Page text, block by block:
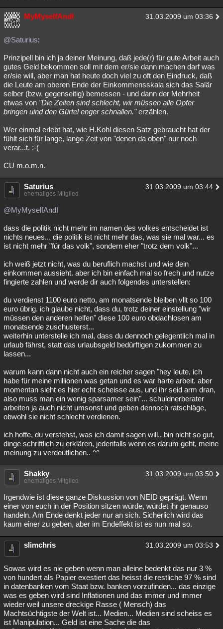
MyMyselfAndI 31.03.2009 um 03:36
@Saturius:
Prinzipell bin ich ja deiner Meinung, daß jede(r) für gute Arbeit auch
gutes Geld bekommen soll mit dem er/sie dann machen darf was
er/sie will, aber man hat heute doch viel zu oft den Eindruck, daß
die Leute am oberen Ende der Einkommensskala sich das Salär
selber (bzw. gegenseitig) bemessen - und dann der Mehrheit
etwas von "Die Zeiten sind schlecht, wir müssen alle Opfer
bringen uind den Gürtel enger schnallen."erzählen.
Wer einmal erlebt hat, wie H.Kohl diesen Satz gebraucht hat der
fühlt sich für lange, lange Zeit von "denen da oben" nur noch
verar...t. :-(
CU m.o.m.n.
Saturius 31.03.2009 um 03:44
ehemaliges Mitglied
@MyMyselfAndI
dass die politik nicht mehr im namen des volkes entscheidet ist
nichts neues... die politik ist nicht mehr das, was sie mal war... es
ist nicht mehr "für das volk", sondern eher "trotz dem volk"...
ich weiß jetzt nicht, was du beruflich machst und wie dein
einkommen aussieht. aber ich bin einfach mal so frech und nutze
fingierte zahlen und werde dir auch folgendes unterstellen:
du verdienst 1100 euro netto, am monatsende bleiben vllt so 100
euro übrig. ich glaube nicht, dass du, trotz deiner einstellung "wir
müssen den anderen helfen" diese 100 euro obdachlosen am
monatsende zuschusterst...
weiterhin unterstelle ich mal, dass du dennoch gelegentlich mal in
urlaub fährst, statt das urlaubsgeld bedürftigen zukommen zu
lassen...
warum kann dann nicht auch ein reicher sagen "hey leute, ich
habe für meine millionen was getan und es war harte arbeit. aber
momentan sieht es hier echt scheisse aus, und ihr seid arm dran,
also muss man ein wenig sparsamer sein"... schuldnerberater
arbeiten ja auch nicht umsonst und geben dennoch ratschläge,
obwohl sie nicht schlecht verdienen.
ich hoffe, du verstehst, was ich damit sagen will.. bin nicht so gut,
dinge schriftlich zu erklären, jedenfalls wenn es darum geht, meine
meinung zu verdeutlichen.. ^^
Shakky 31.03.2009 um 03:50
ehemaliges Mitglied
Irgendwie ist diese ganze Diskussion von NEID geprägt. Wenn
einer von euch in der Position sitzen würde, würdet ihr genauso
handeln. Am Ende denkt jeder nur an sich. Sicherlich wird das
kaum einer zu geben, aber im Endeffekt ist es nun mal so.
slimchris 31.03.2009 um 03:53
Sowas wird es nie geben wenn man alleine bedenkt das nur 3 %
von hundert als Papier exestiert das heisst die restliche 97 % sind
in datenbanken vom Staat bzw. banken vorzufinden... das einzige
was es geben wird sind Inflationen und das immer und immer
wieder weil unsere dreckige Rasse ( Mensch) das
Machtsüchtigste der Welt ist... Medien... Medien sind scheiss es
ist Manipulation... Geld ist eine Sache die das